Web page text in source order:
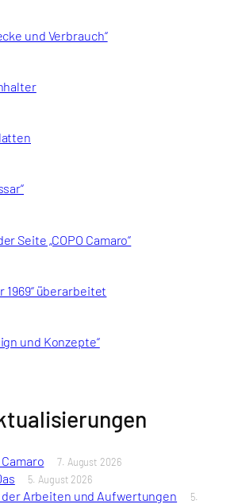
und Verbrauch“
Seite „COPO Camaro“
1969“ überarbeitet
und Konzepte“
7. August 2026
5. August 2026
Arbeiten und Aufwertungen
5.